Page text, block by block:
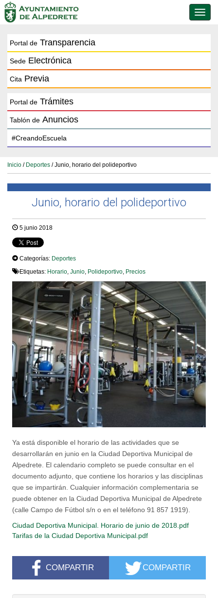
de
Portal de Transparencia
Sede Electrónica
Cita Previa
Portal de Trámites
Tablón de Anuncios
Inicio / Deportes / Junio, horario del polideportivo
Junio, horario del polideportivo
5 junio 2018
Categorías: Deportes
Etiquetas: Horario Junio Polideportivo Precios
Ya está disponible el horario de las actividades que se
desarrollarán en junio en la Ciudad Deportiva Municipal de
Alpedrete. El calendario completo se puede consultar en el
documento adjunto, que contiene los horarios y las disciplinas
que se impartirán. Cualquier información complementaria se
puede obtener en la Ciudad Deportiva Municipal de Alpedrete
(calle Campo de Fútbol s/n o en el teléfono 91 857 1919).
Ciudad Deportiva Municipal. Horario de junio de 2018.pdf
Tarifas de la Ciudad Deportiva Municipal.pdf
COMPARTIR COMPARTIR